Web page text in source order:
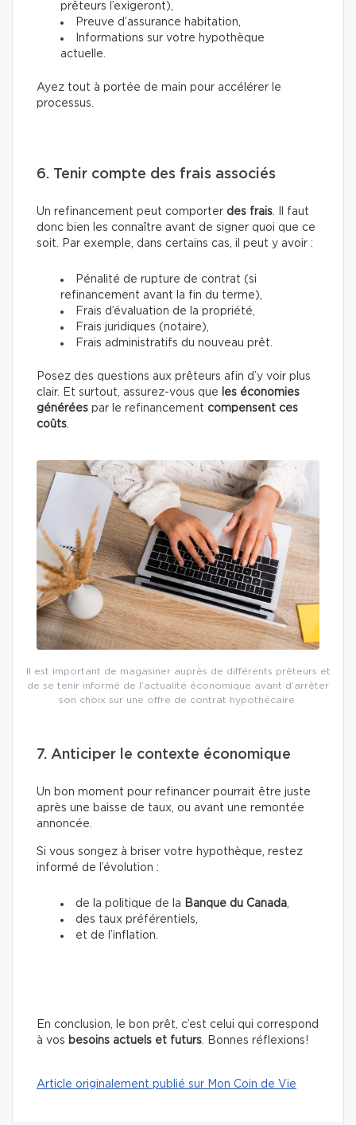
prêteurs l’exigeront),
Preuve d’assurance habitation,
Informations sur votre hypothèque
actuelle.
Ayez tout à portée de main pour accélérer le
processus.
6. Tenir compte des frais associés
Un refinancement peut comporter des frais. Il faut
donc bien les connaître avant de signer quoi que ce
soit. Par exemple, dans certains cas, il peut y avoir :
Pénalité de rupture de contrat (si
refinancement avant la fin du terme),
Frais d’évaluation de la propriété,
Frais juridiques (notaire),
Frais administratifs du nouveau prêt.
Posez des questions aux prêteurs afin d’y voir plus
clair. Et surtout, assurez-vous que
les économies
générées par le refinancement compensent ces
coûts.
Il est important de magasiner auprès de différents prêteurs et
de se tenir informé de l’actualité économique avant d’arrêter
son choix sur une offre de contrat hypothécaire.
7. Anticiper le contexte économique
Un bon moment pour refinancer pourrait être juste
après une baisse de taux, ou avant une remontée
annoncée.
Si vous songez à briser votre hypothèque, restez
informé de l’évolution :
de la politique de la Banque du Canada,
des taux préférentiels,
et de l’inflation.
En conclusion, le bon prêt, c’est celui qui correspond
à vos besoins actuels et futurs. Bonnes réflexions!
Article originalement publié sur Mon Coin de Vie